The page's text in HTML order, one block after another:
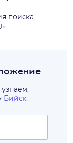
поиска
Бийск.